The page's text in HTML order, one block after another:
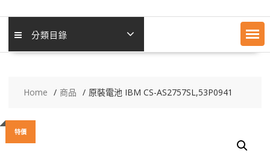
分類目錄
Home 商品 原裝電池 IBM CS-AS2757SL,53P0941
特價